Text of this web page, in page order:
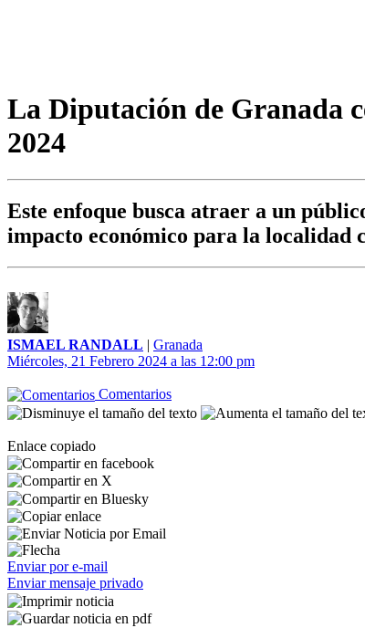
La Diputación de Granada
2024
Este enfoque busca atraer a un
impacto económico para la localidad
ISMAEL RANDALL | Granada
Miércoles, 21 Febrero 2024 a las 12:00 pm
Comentarios
Enlace copiado
Enviar por e-mail
Enviar mensaje privado